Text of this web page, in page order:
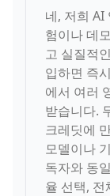
네, 저희 AI
험이나 데
고 실질적
입하면 즉
에서 여러
받습니다.
크레딧에
모델이나
독자와 동
율 선택, 전